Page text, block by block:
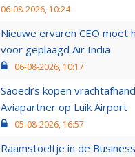
06-08-2026, 10:24
Nieuwe ervaren CEO moet
voor geplaagd Air India
06-08-2026, 10:17
Saoedi’s kopen
Aviapartner op Luik Airport
05-08-2026, 16:57
Raamstoeltje in de